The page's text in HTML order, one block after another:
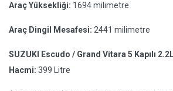
Araç Yüksekliği: 1694 milimetre
Araç Dingil Mesafesi: 2441 milimetre
SUZUKI Escudo / Grand Vitara 5 Kapılı
Hacmi: 399 Litre